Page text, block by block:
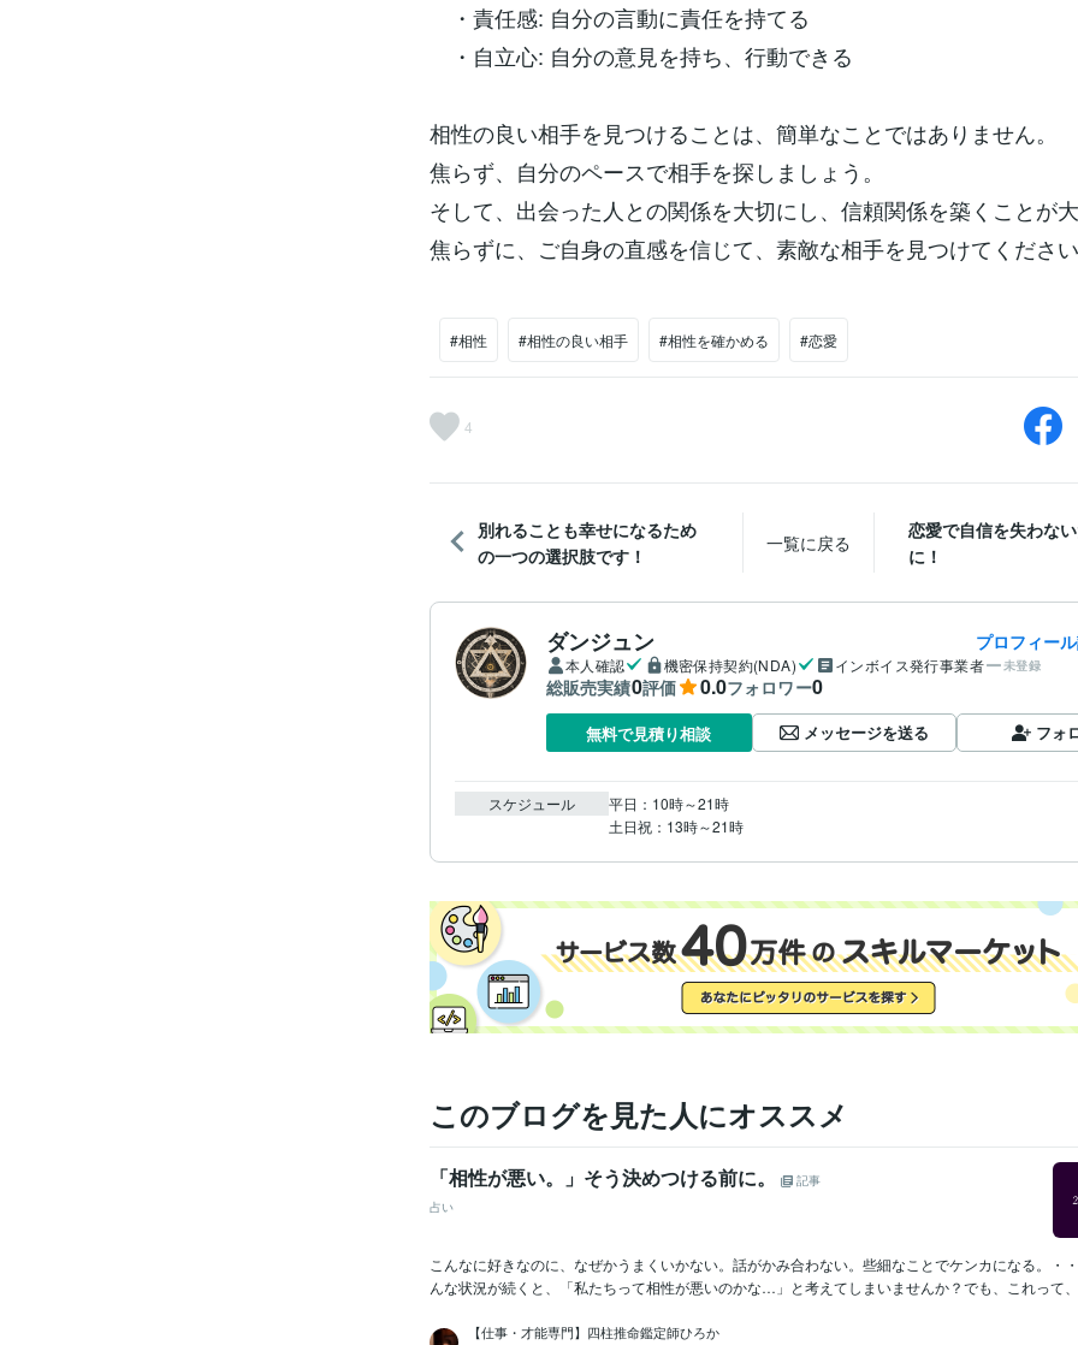
・責任感: 自分の言動に責任を持てる
・自立心: 自分の意見を持ち、行動できる
相性の良い相手を見つけることは、簡単なことではありません。
焦らず、自分のペースで相手を探しましょう。
そして、出会った人との関係を大切にし、信頼関係を築くことが大
焦らずに、ご自身の直感を信じて、素敵な相手を見つけてください
#相性 #相性の良い相手 #相性を確かめる #恋愛
4
別れることも幸せになるため
の一つの選択肢です！
一覧に戻る
恋愛で自信を失わな
に！
ダンジュン プロフィー
本人確認 機密保持契約(NDA) インボイス発行事業者 未登録
総販売実績0評価 0.0フォロワー0
無料で見積り相談 メッセージを送る フォ
スケジュール
平日：10時～21時
土日祝：13時～21時
このブログを見た人にオススメ
「相性が悪い。」そう決めつける前に。
記事
占い
こんなに好きなのに、なぜかうまくいかない。話がかみ合わない。些細なことでケンカになる。・
んな状況が続くと、「私たちって相性が悪いのかな…」と考えてしまいませんか？でも、これって
【仕事・才能専門】四柱推命鑑定師ひろか